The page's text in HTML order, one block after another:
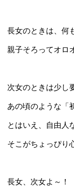
長女のときは、何
親子そろってオロ
次女のときは少し
あの頃のような「
とはいえ、自由人
そこがちょっぴり
長女、次女よ～！